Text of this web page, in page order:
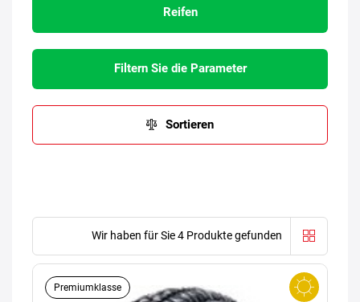
Reifen
Filtern Sie die Parameter
Sortieren
Wir haben für Sie 4 Produkte gefunden
Premiumklasse